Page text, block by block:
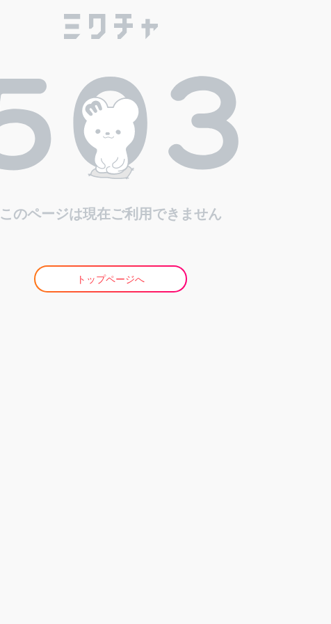
このページは現在ご利用できません